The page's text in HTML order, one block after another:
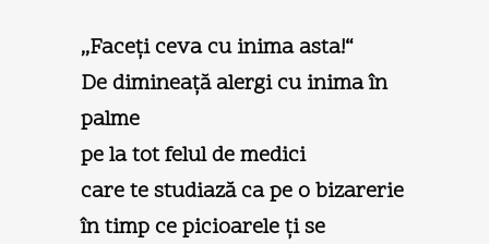
,,Faceţi ceva cu inima asta!“
De dimineaţă alergi cu inima în
palme
pe la tot felul de medici
care te studiază ca pe o bizarerie
în timp ce picioarele ţi se